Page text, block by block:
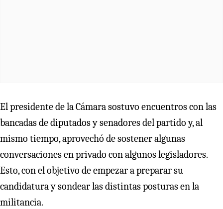
El presidente de la Cámara sostuvo encuentros con las
bancadas de diputados y senadores del partido y, al
mismo tiempo, aprovechó de sostener algunas
conversaciones en privado con algunos legisladores.
Esto, con el objetivo de empezar a preparar su
candidatura y sondear las distintas posturas en la
militancia.